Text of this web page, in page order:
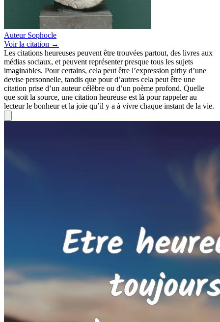
Auteur Sophocle
Voirla citation →
Les citations heureuses peuvent être trouvées partout, des livres aux
médias sociaux, et peuvent représenter presque tous les sujets
imaginables. Pour certains, cela peut être l’expression pithy d’une
devise personnelle, tandis que pour d’autres cela peut être une
citation prise d’un auteur célèbre ou d’un poème profond. Quelle
que soit la source, une citation heureuse est là pour rappeler au
lecteur le bonheur et la joie qu’il y a à vivre chaque instant de la vie.